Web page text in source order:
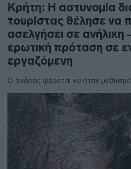
Κρήτη: Η αστυνομία
τουρίστας θέλησε να
ασελγήσει σε ανήλικη
ερωτική πρόταση σε
εργαζόμενη
Ο άνδρας φέρεται να ήταν